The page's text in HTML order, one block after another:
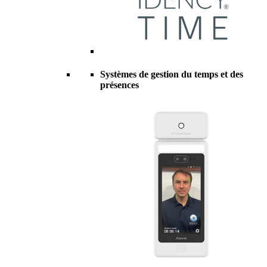
Systèmes de gestion du temps et des
présences